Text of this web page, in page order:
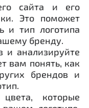
сайта и его
Это поможет
и тип логотипа
бренду.
и анализируйте
вам понять, как
брендов и
которые